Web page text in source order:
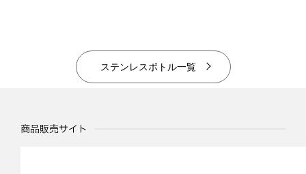
ステンレスボトル一覧
商品販売サイト